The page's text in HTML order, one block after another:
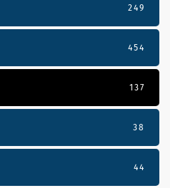
249
454
137
38
44